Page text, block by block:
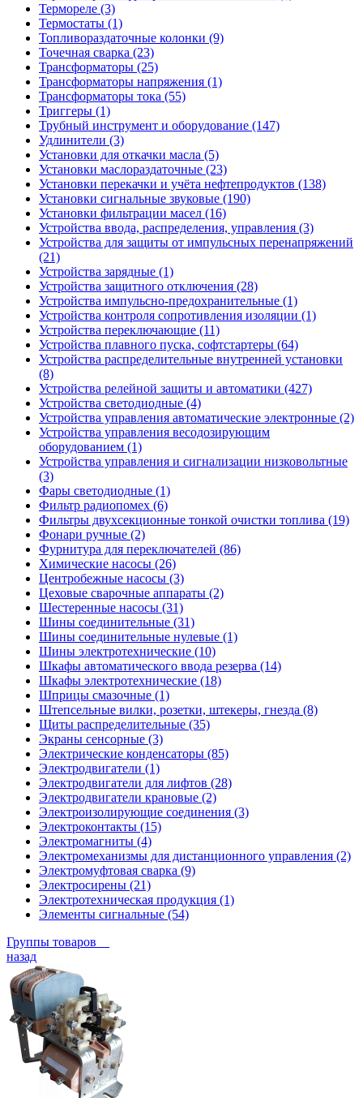
Термореле (3)
Термостаты (1)
Топливораздаточные колонки (9)
Точечная сварка (23)
Трансформаторы (25)
Трансформаторы напряжения (1)
Трансформаторы тока (55)
Триггеры (1)
Трубный инструмент и оборудование (147)
Удлинители (3)
Установки для откачки масла (5)
Установки маслораздаточные (23)
Установки перекачки и учёта нефтепродуктов (138)
Установки сигнальные звуковые (190)
Установки фильтрации масел (16)
Устройства ввода, распределения, управления (3)
Устройства для защиты от импульсных перенапряжений
(21)
Устройства зарядные (1)
Устройства защитного отключения (28)
Устройства импульсно-предохранительные (1)
Устройства контроля сопротивления изоляции (1)
Устройства переключающие (11)
Устройства плавного пуска, софтстартеры (64)
Устройства распределительные внутренней установки
(8)
Устройства релейной защиты и автоматики (427)
Устройства светодиодные (4)
Устройства управления автоматические электронные (2)
Устройства управления весодозирующим
оборудованием (1)
Устройства управления и сигнализации низковольтные
(3)
Фары светодиодные (1)
Фильтр радиопомех (6)
Фильтры двухсекционные тонкой очистки топлива (19)
Фонари ручные (2)
Фурнитура для переключателей (86)
Химические насосы (26)
Центробежные насосы (3)
Цеховые сварочные аппараты (2)
Шестеренные насосы (31)
Шины соединительные (31)
Шины соединительные нулевые (1)
Шины электротехнические (10)
Шкафы автоматического ввода резерва (14)
Шкафы электротехнические (18)
Шприцы смазочные (1)
Штепсельные вилки, розетки, штекеры, гнезда (8)
Щиты распределительные (35)
Экраны сенсорные (3)
Электрические конденсаторы (85)
Электродвигатели (1)
Электродвигатели для лифтов (28)
Электродвигатели крановые (2)
Электроизолирующие соединения (3)
Электроконтакты (15)
Электромагниты (4)
Электромеханизмы для дистанционного управления (2)
Электромуфтовая сварка (9)
Электросирены (21)
Электротехническая продукция (1)
Элементы сигнальные (54)
Группы товаров
назад